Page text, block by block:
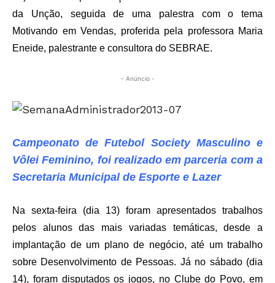
da Unção, seguida de uma palestra com o tema
Motivando em Vendas, proferida pela professora Maria
Eneide, palestrante e consultora do SEBRAE.
- Anúncio -
Campeonato de Futebol Society Masculino e
Vôlei Feminino, foi realizado em parceria com a
Secretaria Municipal de Esporte e Lazer
Na sexta-feira (dia 13) foram apresentados trabalhos
pelos alunos das mais variadas temáticas, desde a
implantação de um plano de negócio, até um trabalho
sobre Desenvolvimento de Pessoas. Já no sábado (dia
14), foram disputados os jogos, no Clube do Povo, em